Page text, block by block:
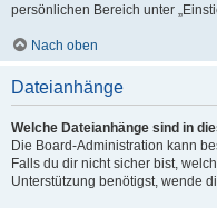
persönlichen Bereich unter
Nach oben
Dateianhänge
Welche Dateianhänge sind in
Die Board-Administration kann
Falls du dir nicht sicher bist,
Unterstützung benötigst, wende